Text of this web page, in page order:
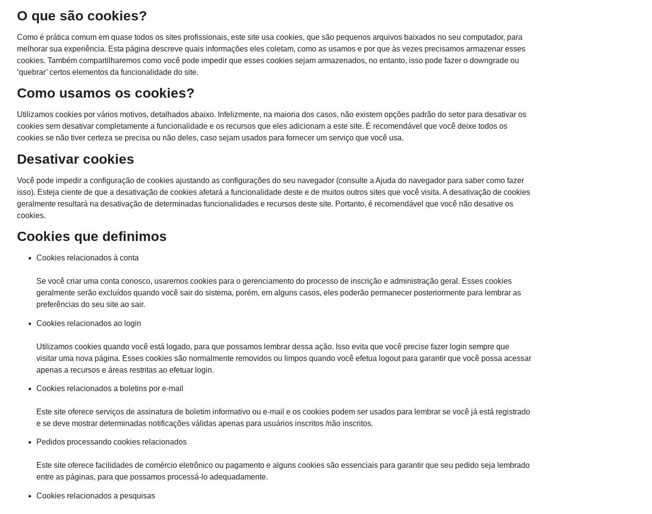
O que são cookies?
Como é prática comum em quase todos os sites profissionais, este site usa cookies, que são pequenos arquivos baixados no seu computador, para
melhorar sua experiência. Esta página descreve quais informações eles coletam, como as usamos e por que às vezes precisamos armazenar esses
cookies. Também compartilharemos como você pode impedir que esses cookies sejam armazenados, no entanto, isso pode fazer o downgrade ou
‘quebrar’ certos elementos da funcionalidade do site.
Como usamos os cookies?
Utilizamos cookies por vários motivos, detalhados abaixo. Infelizmente, na maioria dos casos, não existem opções padrão do setor para desativar os
cookies sem desativar completamente a funcionalidade e os recursos que eles adicionam a este site. É recomendável que você deixe todos os
cookies se não tiver certeza se precisa ou não deles, caso sejam usados para fornecer um serviço que você usa.
Desativar cookies
Você pode impedir a configuração de cookies ajustando as configurações do seu navegador (consulte a Ajuda do navegador para saber como fazer
isso). Esteja ciente de que a desativação de cookies afetará a funcionalidade deste e de muitos outros sites que você visita. A desativação de cookies
geralmente resultará na desativação de determinadas funcionalidades e recursos deste site. Portanto, é recomendável que você não desative os
cookies.
Cookies que definimos
Cookies relacionados à conta
Se você criar uma conta conosco, usaremos cookies para o gerenciamento do processo de inscrição e administração geral. Esses cookies
geralmente serão excluídos quando você sair do sistema, porém, em alguns casos, eles poderão permanecer posteriormente para lembrar as
preferências do seu site ao sair.
Cookies relacionados ao login
Utilizamos cookies quando você está logado, para que possamos lembrar dessa ação. Isso evita que você precise fazer login sempre que
visitar uma nova página. Esses cookies são normalmente removidos ou limpos quando você efetua logout para garantir que você possa acessar
apenas a recursos e áreas restritas ao efetuar login.
Cookies relacionados a boletins por e-mail
Este site oferece serviços de assinatura de boletim informativo ou e-mail e os cookies podem ser usados para lembrar se você já está registrado
e se deve mostrar determinadas notificações válidas apenas para usuários inscritos /não inscritos.
Pedidos processando cookies relacionados
Este site oferece facilidades de comércio eletrônico ou pagamento e alguns cookies são essenciais para garantir que seu pedido seja lembrado
entre as páginas, para que possamos processá-lo adequadamente.
Cookies relacionados a pesquisas